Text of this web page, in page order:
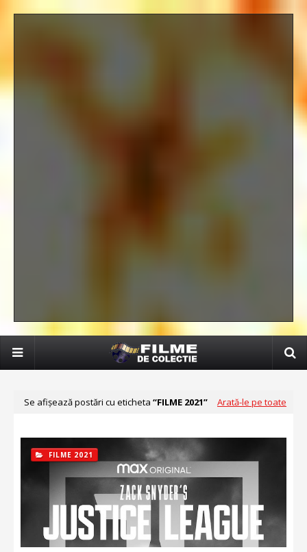
Se afișează postări cu eticheta FILME 2021 Arată-le pe toate
FILME 2021